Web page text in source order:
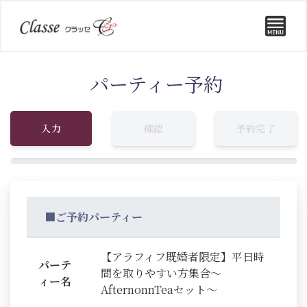
パーティー予約
入力 確認 予約完了
■ご予約パーティー
パーテ
ィー名
【アラフィフ既婚者限定】平日時
間を取りやすい方集合～
AfternonnTeaセット～